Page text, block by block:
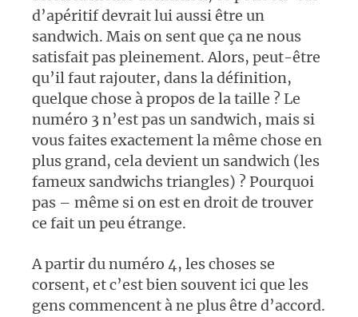
d’apéritif devrait lui aussi être un
sandwich. Mais on sent que ça ne nous
satisfait pas pleinement. Alors, peut-être
qu’il faut rajouter, dans la définition,
quelque chose à propos de la taille ? Le
numéro 3 n’est pas un sandwich, mais si
vous faites exactement la même chose en
plus grand, cela devient un sandwich (les
fameux sandwichs triangles) ? Pourquoi
pas – même si on est en droit de trouver
ce fait un peu étrange.
A partir du numéro 4, les choses se
corsent, et c’est bien souvent ici que les
gens commencent à ne plus être d’accord.